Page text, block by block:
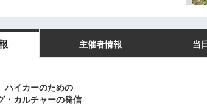
主催者情報 当
ハイカーのための
・カルチャーの発信